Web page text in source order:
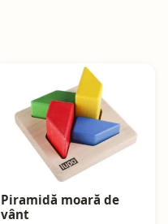
Piramidă moară de
vânt